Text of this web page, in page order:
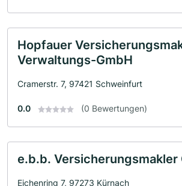
Hopfauer
Verwaltungs-GmbH
Cramerstr. 7, 97421 Schweinfurt
0.0 (0 Bewertungen)
e.b.b. Versicherungsmakler
Eichenring 7, 97273 Kürnach